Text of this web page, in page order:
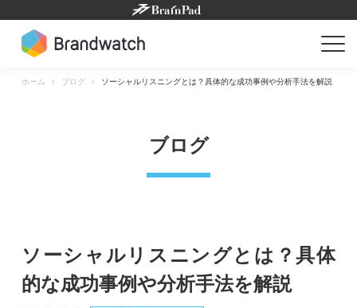
content
ホーム ブログ ソーシャルリスニングとは？具体的な成功事例や分析手法を解説
ブログ
ソーシャルリスニングとは？具体
的な成功事例や分析手法を解説